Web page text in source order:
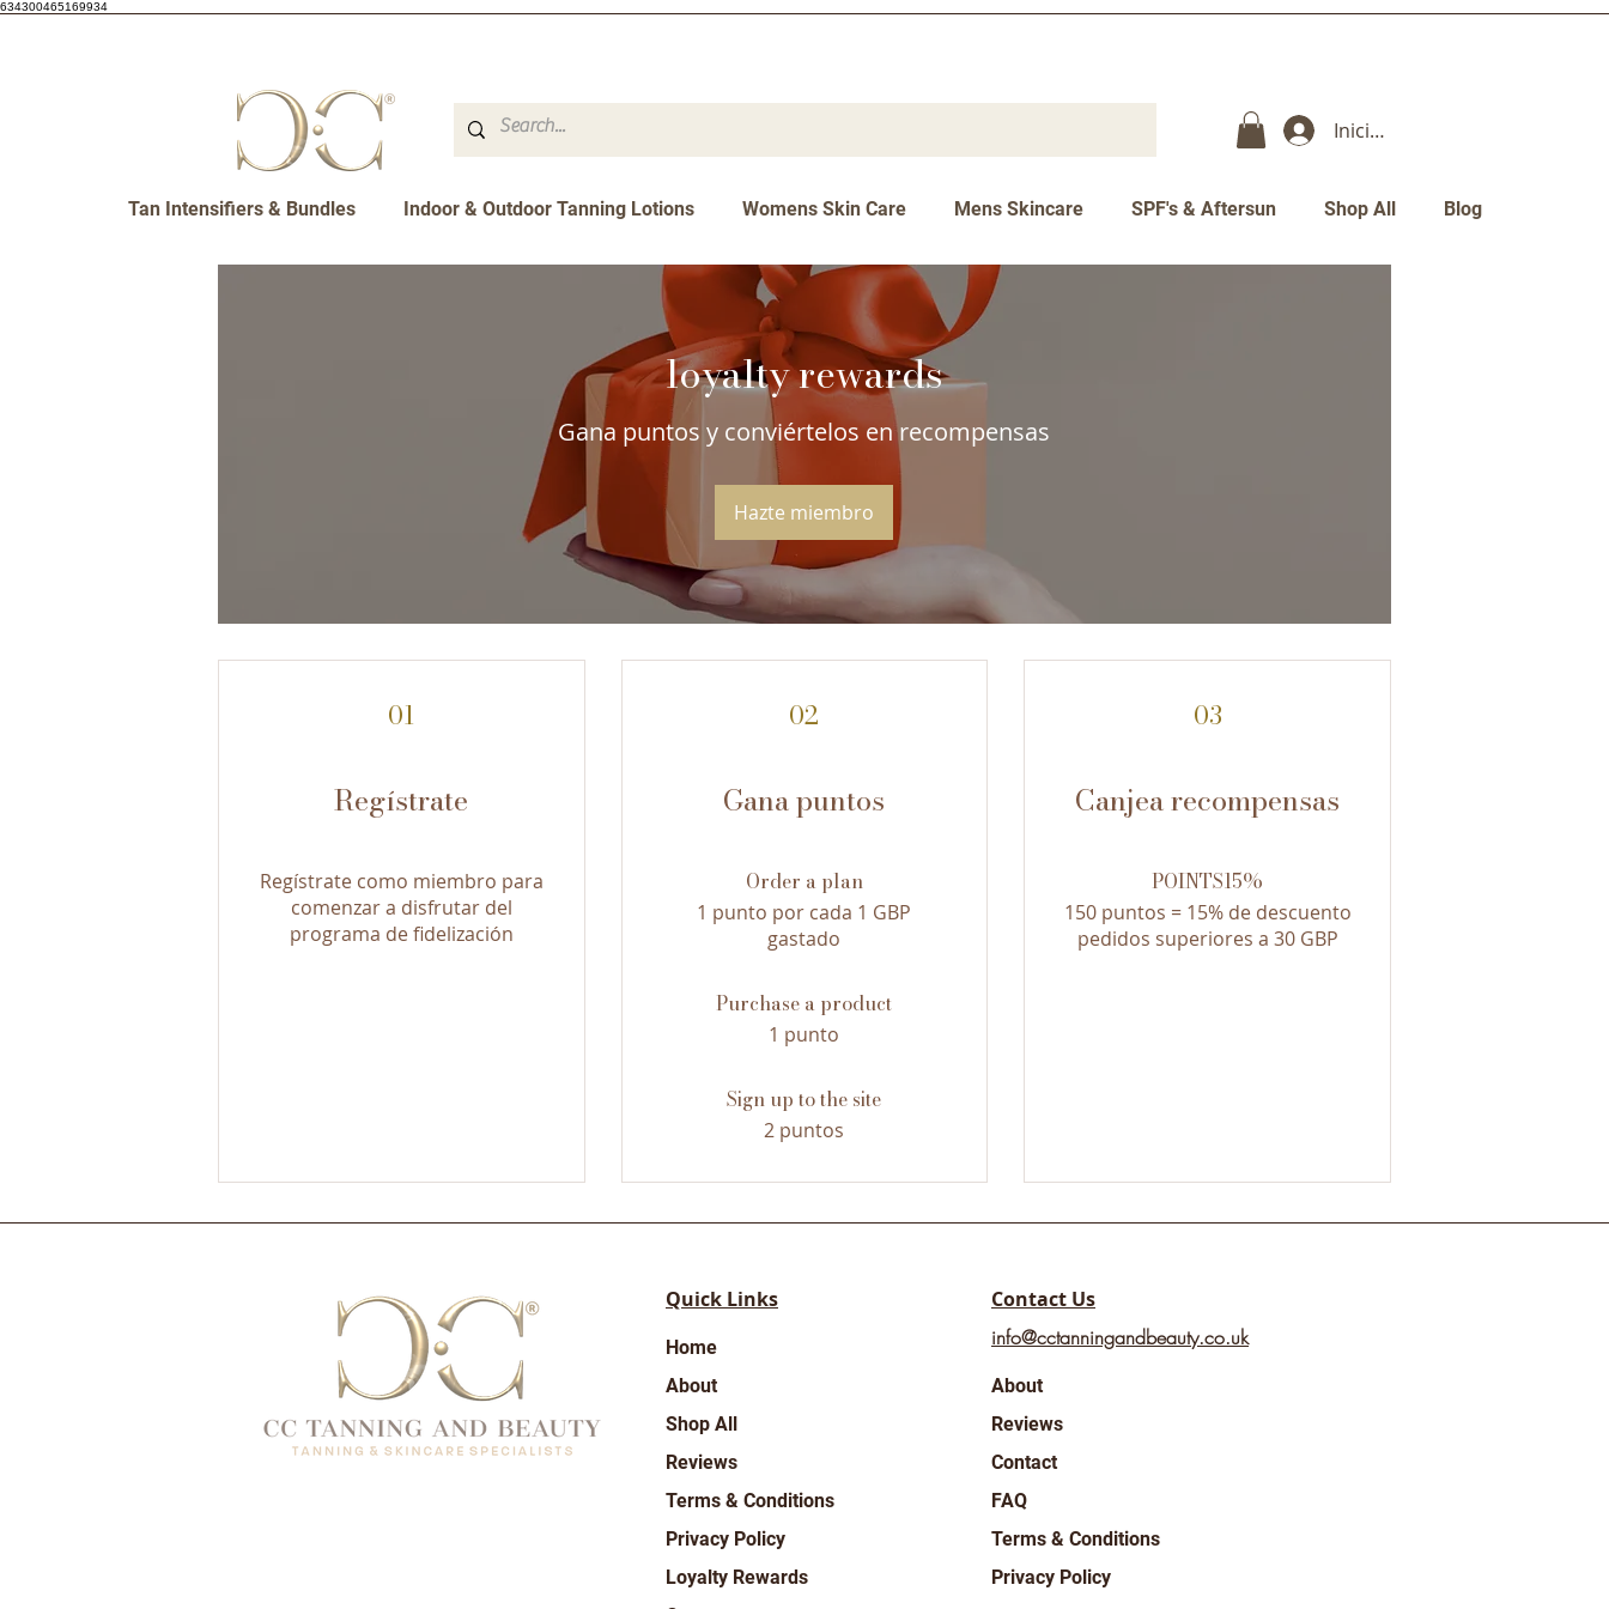
634300465169934
Iniciar sesión
Tan Intensifiers & Bundles Indoor & Outdoor Tanning Lotions Womens Skin Care Mens Skincare SPF's & Aftersun Shop All Blog
loyalty rewards
Gana puntos y conviértelos en recompensas
Hazte miembro
01
Regístrate
Regístrate como miembro para
comenzar a disfrutar del
programa de fidelización
02
Gana puntos
Order a plan
1 punto por cada 1 GBP
gastado
Purchase a product
1 punto
Sign up to the site
2 puntos
03
Canjea recompensas
POINTS15%
150 puntos = 15% de descuento
pedidos superiores a 30 GBP
Home
About
Shop All
Reviews
Terms & Conditions
Privacy Policy
Loyalty Rewards
Contact Us
info@cctanningandbeauty.co.uk
About
Reviews
Contact
FAQ
Terms & Conditions
Privacy Policy
Quick Links